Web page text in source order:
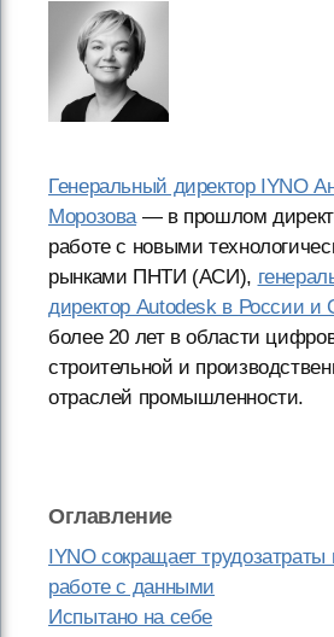
Генеральный директор IYNO
Морозова— в прошлом
работе с новыми
рынками ПНТИ (АСИ),
директор Autodesk в России и
более 20 лет в области
строительной и
отраслей промышленности.
Оглавление
IYNO сокращает трудозатраты
работе с данными
Испытано на себе